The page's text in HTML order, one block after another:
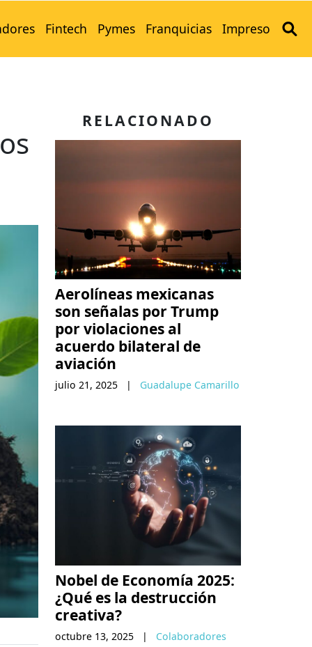
Fintech Pymes Franquicias Impreso
RELACIONADO
Aerolíneas mexicanas
son señalas por Trump
por violaciones al
acuerdo bilateral de
aviación
julio 21, 2025 | Guadalupe Camarillo
Nobel de Economía 2025:
¿Qué es la destrucción
creativa?
octubre 13, 2025 | Colaboradores